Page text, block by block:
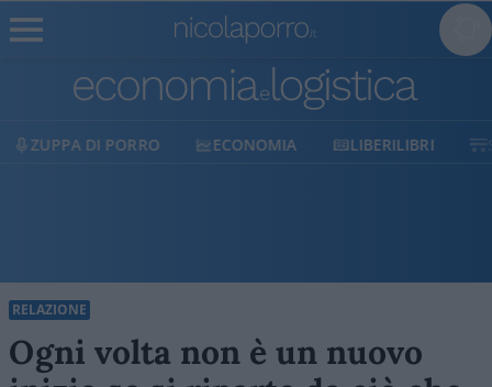
ECONOMIA LIBERILIBRI SHOP SOSTIENICI
RELAZIONE
Ogni volta non è un nuovo